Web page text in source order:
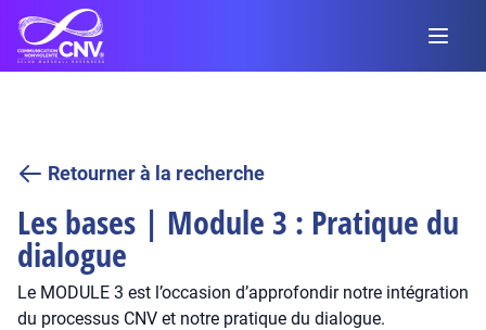
Retourner à la recherche
Les bases | Module 3 : Pratique du
dialogue
Le MODULE 3 est l’occasion d’approfondir notre intégration
du processus CNV et notre pratique du dialogue.